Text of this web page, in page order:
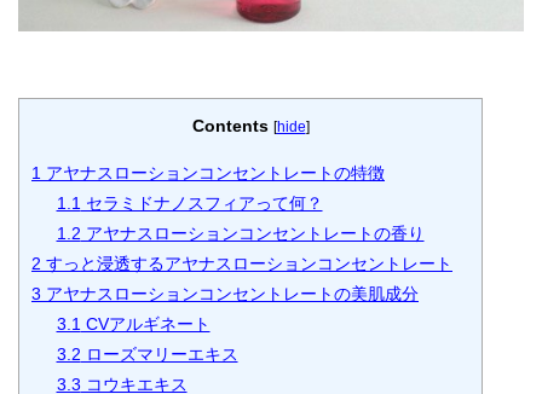
Contents [hide]
1 アヤナスローションコンセントレートの特徴
1.1セラミドナノスフィアって何？
1.2 アヤナスローションコンセントレートの香り
2 すっと浸透するアヤナスローションコンセントレート
3 アヤナスローションコンセントレートの美肌成分
3.1CVアルギネート
3.2 ローズマリーエキス
3.3 コウキエキス